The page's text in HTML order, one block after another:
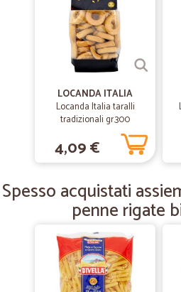
—Livia G.
Veloci e precisi grazie
Veloci e precisi grazie
—Luigi B.
Così si imballa
Arrivato nei tempi giusti imballato da
—Elena D.
Veloci e buon imballaggio
Veloci e buon imballaggio
LOCANDA ITALIA
Locanda Italia taralli
tradizionali gr.300
4,09 €
Spesso acquistati
penne rigate